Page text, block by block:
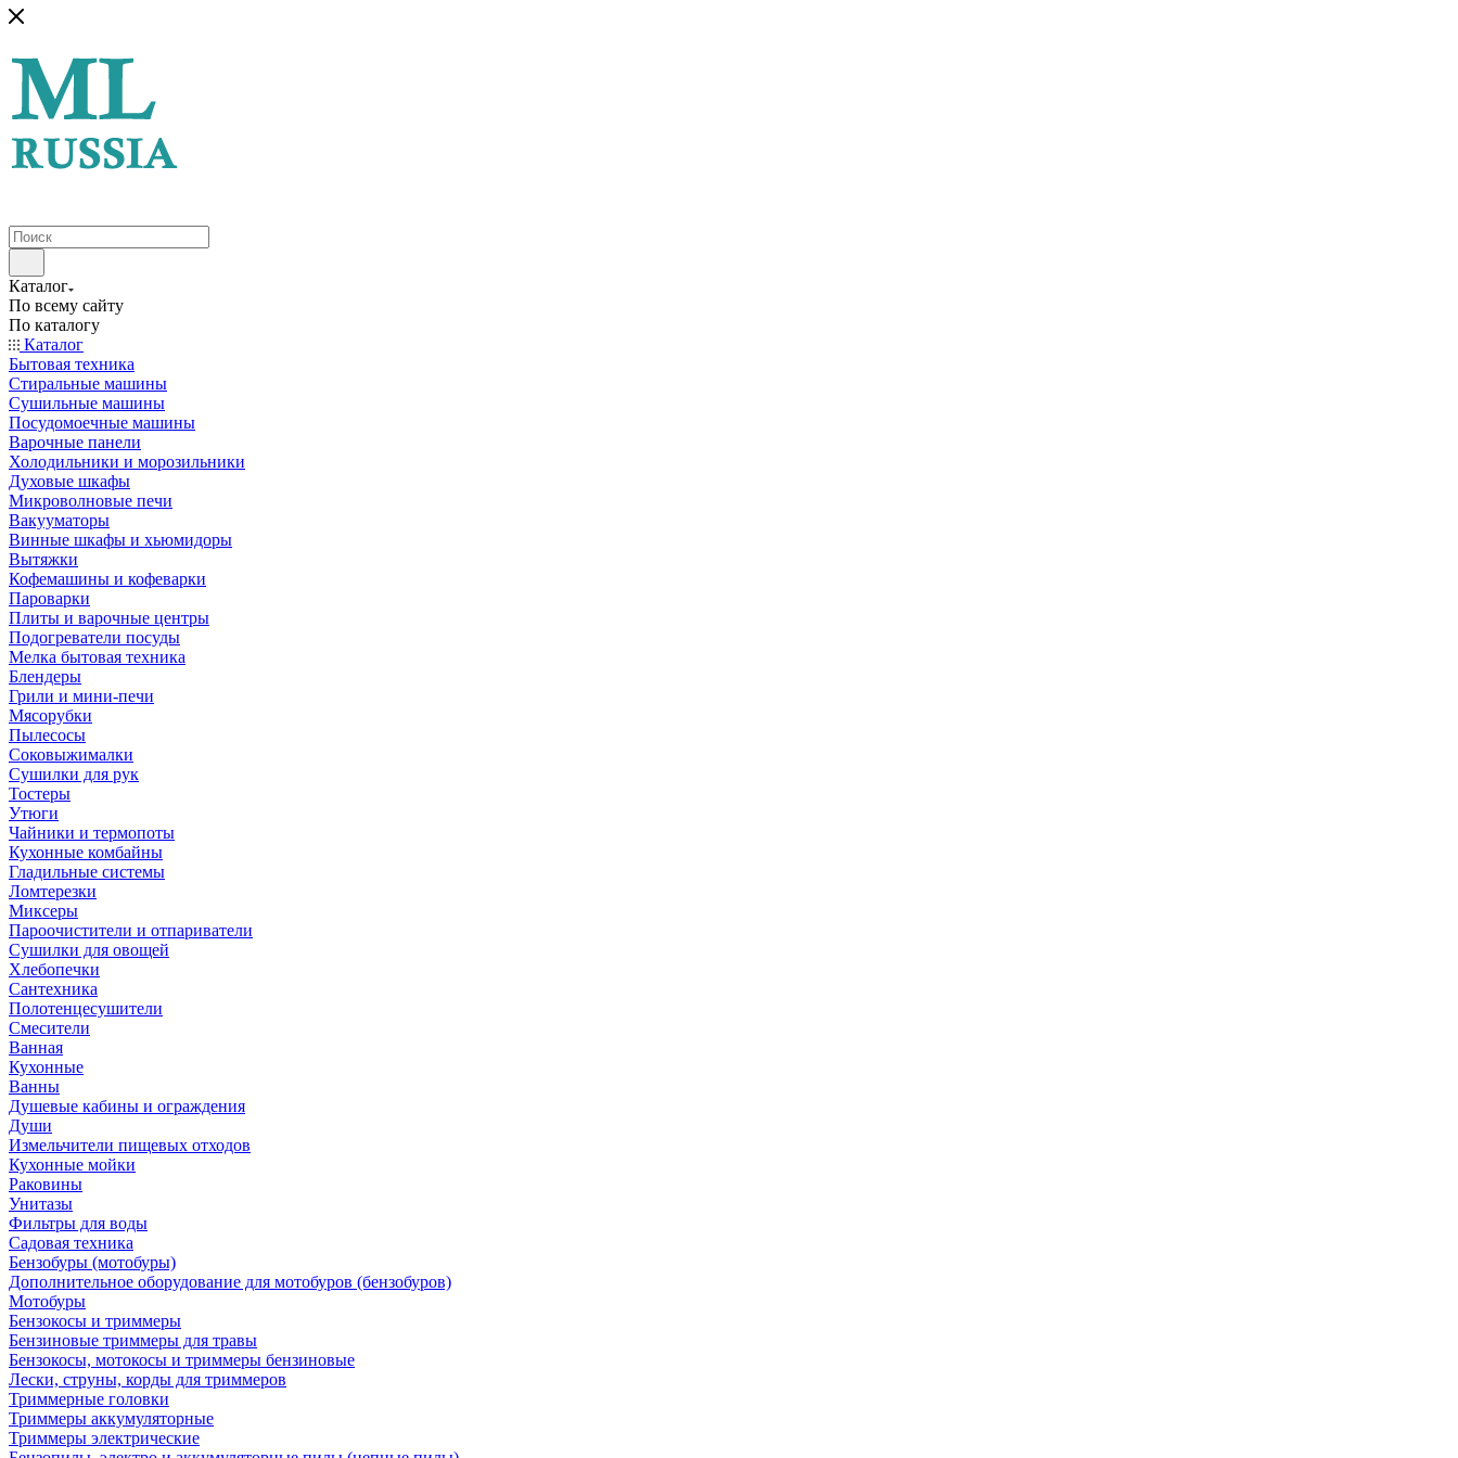
Каталог
По всему сайту
По каталогу
Каталог
Бытовая техника
Стиральные машины
Сушильные машины
Посудомоечные машины
Варочные панели
Холодильники и морозильники
Духовые шкафы
Микроволновые печи
Вакууматоры
Винные шкафы и хьюмидоры
Вытяжки
Кофемашины и кофеварки
Пароварки
Плиты и варочные центры
Подогреватели посуды
Мелка бытовая техника
Блендеры
Грили и мини-печи
Мясорубки
Пылесосы
Соковыжималки
Сушилки для рук
Тостеры
Утюги
Чайники и термопоты
Кухонные комбайны
Гладильные системы
Ломтерезки
Миксеры
Пароочистители и отпариватели
Сушилки для овощей
Хлебопечки
Сантехника
Полотенцесушители
Смесители
Ванная
Кухонные
Ванны
Душевые кабины и ограждения
Души
Измельчители пищевых отходов
Кухонные мойки
Раковины
Унитазы
Фильтры для воды
Садовая техника
Бензобуры (мотобуры)
Дополнительное оборудование для мотобуров (бензобуров)
Мотобуры
Бензокосы и триммеры
Бензиновые триммеры для травы
Бензокосы, мотокосы и триммеры бензиновые
Лески, струны, корды для триммеров
Триммерные головки
Триммеры аккумуляторные
Триммеры электрические